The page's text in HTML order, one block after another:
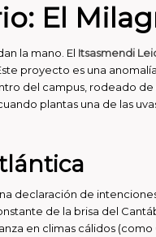
El
la mano. El Itsasmendi
proyecto es una
del campus, rodeado
plantas una de las
declaración de
de la brisa del
en climas cálidos